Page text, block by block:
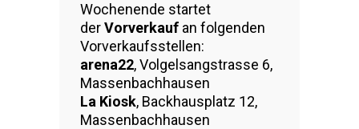
Wochenende startet
derVorverkauf an folgenden
Vorverkaufsstellen:
arena22, Volgelsangstrasse 6,
Massenbachhausen
La Kiosk, Backhausplatz 12,
Massenbachhausen